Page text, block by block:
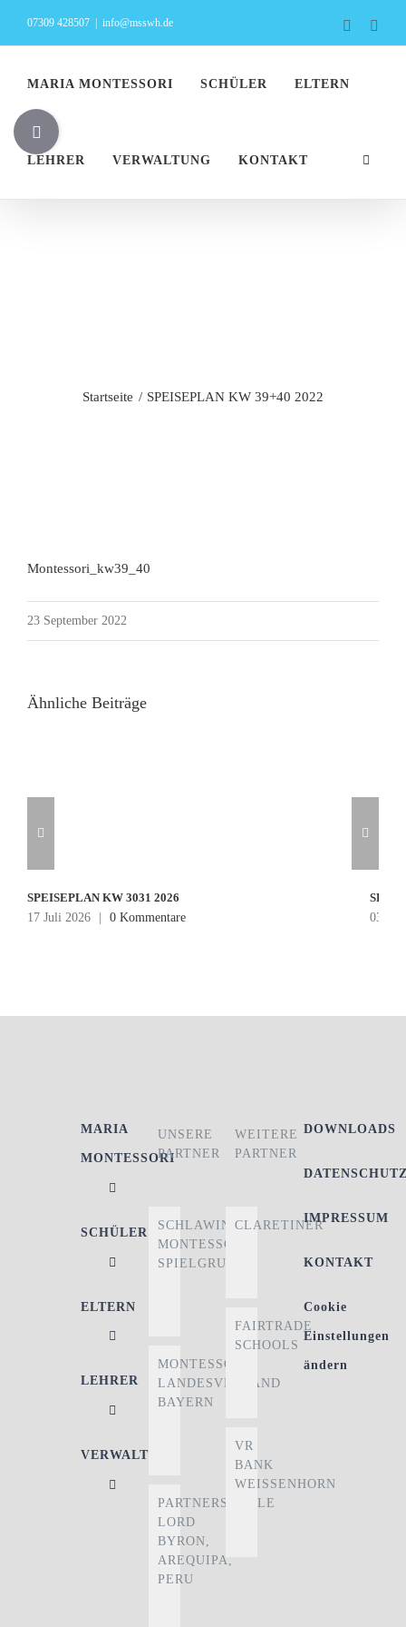
Inhalt
07309 428507 info@msswh.de Facebook
MARIA MONTESSORI SCHÜLER ELTERN
LEHRER VERWALTUNG KONTAKT
Startseite SPEISEPLAN KW 39+40 2022
Montessori_kw39_40
23 September 2022
Ähnliche Beiträge
SPEISEPLAN KW 3031 2026
17 Juli 2026
| 0 Kommentare
03
MARIA
MONTESSORI
SCHÜLER
ELTERN
LEHRER
VERWALTUNG
UNSERE
PARTNER
SCHLAWINER
MONTESSORI-
SPIELGRUPPE
MONTESSORI
LANDESVERBAND
BAYERN
PARTNERSCHULE
LORD
BYRON,
AREQUIPA,
PERU
WEITERE
PARTNER
CLARETINER
FAIRTRADE
SCHOOLS
VR
BANK
WEISSENHORN
DOWNLOADS
IMPRESSUM
KONTAKT
Cookie
Einstellungen
ändern
Toggle
Sliding